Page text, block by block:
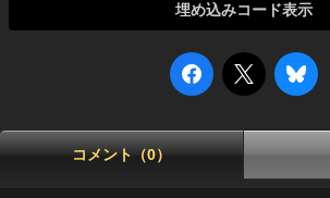
埋め込みコード表示
コメント（0）